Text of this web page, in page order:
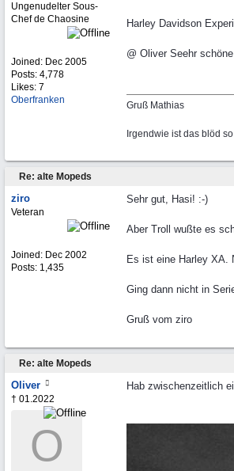
Ungenudelter Sous-
Chef de Chaosine
Joined: Dec 2005
Posts: 4,778
Likes: 7
Oberfranken
Harley Davidson
@ Oliver Seehr
Gruß Mathias
Irgendwie ist das blöd
Re: alte Mopeds
ziro
Veteran
Joined: Dec 2002
Posts: 1,435
Sehr gut, Hasi! :-)
Aber Troll wußte es
Es ist eine Harley XA.
Ging dann nicht in
Gruß vom ziro
Re: alte Mopeds
Oliver
† 01.2022
O
Hab zwischenzeitlich